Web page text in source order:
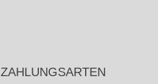
ZAHLUNGSARTEN